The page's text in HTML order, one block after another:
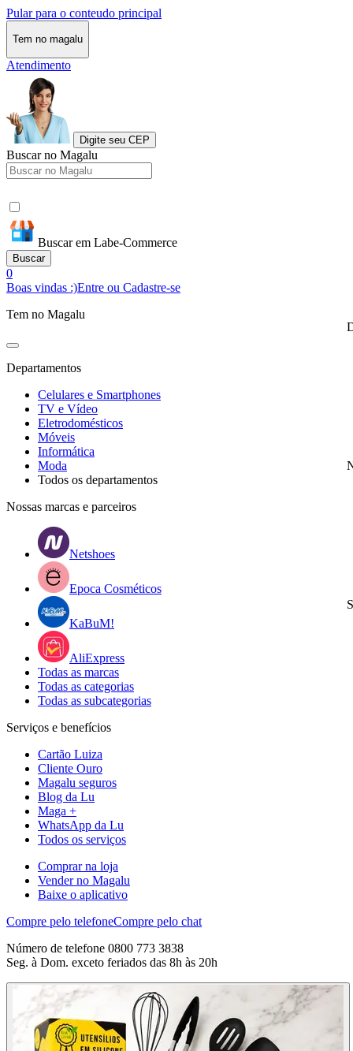
Pular para o conteudo principal
Tem no magalu
Atendimento
Digite seu CEP
Buscar no Magalu
Buscar em Labe-Commerce
Buscar
0
Boas vindas :)Entre ou Cadastre-se
Tem no Magalu
Departamentos
Celulares e Smartphones
TV e Vídeo
Eletrodomésticos
Móveis
Informática
Moda
Todos os departamentos
Nossas marcas e parceiros
Netshoes
Epoca Cosméticos
KaBuM!
AliExpress
Todas as marcas
Todas as categorias
Todas as subcategorias
Serviços e benefícios
Cartão Luiza
Cliente Ouro
Magalu seguros
Blog da Lu
Maga +
WhatsApp da Lu
Todos os serviços
Comprar na loja
Vender no Magalu
Baixe o aplicativo
Compre pelo telefoneCompre pelo chat
Número de telefone 0800 773 3838
Seg. à Dom. exceto feriados das 8h às 20h